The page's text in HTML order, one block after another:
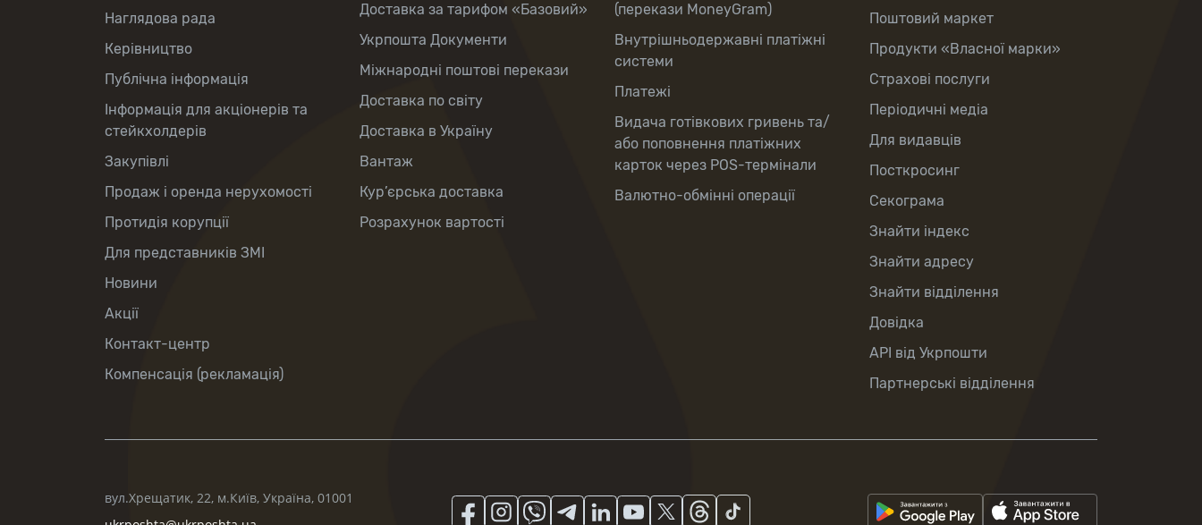
Наглядова рада
Керівництво
Публічна інформація
Інформація для акціонерів та
стейкхолдерів
Закупівлі
Продаж і оренда нерухомості
Протидія корупції
Для представників ЗМІ
Новини
Акції
Контакт-центр
Компенсація (рекламація)
Доставка за тарифом «Базовий»
Укрпошта Документи
Міжнародні поштові перекази
Доставка по світу
Доставка в Україну
Вантаж
Кур’єрська доставка
Розрахунок вартості
(перекази MoneyGram)
Внутрішньодержавні платіжні
системи
Платежі
Видача готівкових гривень та/
або поповнення платіжних
карток через POS-термінали
Валютно-обмінні операції
Поштовий маркет
Продукти «Власної марки»
Страхові послуги
Періодичні медіа
Для видавців
Посткросинг
Секограма
Знайти індекс
Знайти адресу
Знайти відділення
Довідка
API від Укрпошти
Партнерські відділення
вул.Хрещатик, 22, м.Київ, Україна, 01001